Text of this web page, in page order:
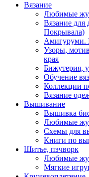
Вязание
Любимые
Вязание для
Покрывала)
Амигуруми.
Узоры,
края
Бижутерия,
Обучение
Коллекции
Вязание
Вышивание
Вышивка
Любимые
Схемы для
Книги по
Шитье, пэчворк
Любимые
Мягкие